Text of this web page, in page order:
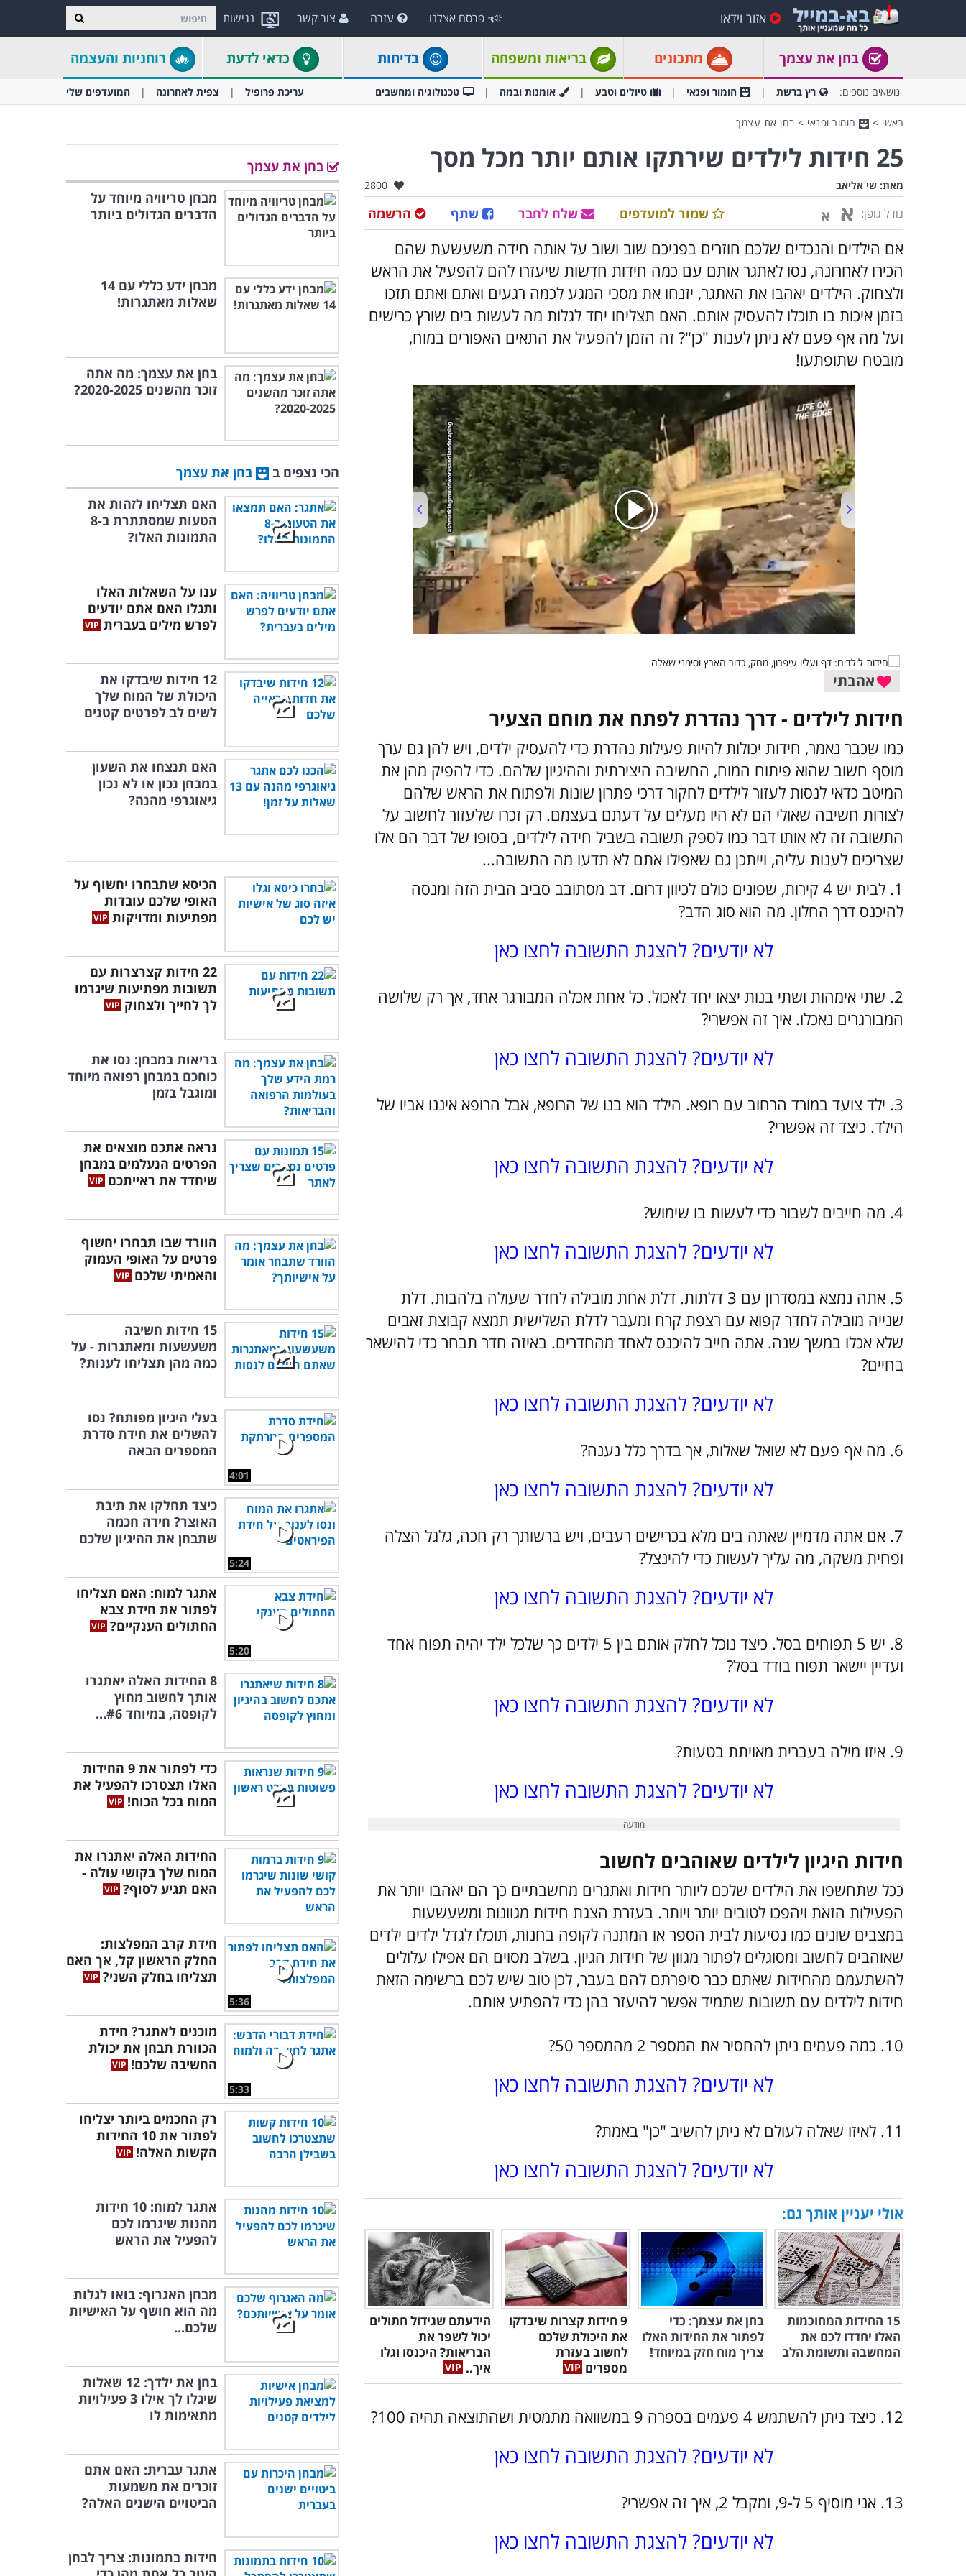
נגישות אזור וידאו פרסם אצלנו עזרה צור קשר
בחן את עצמך מתכונים בריאות ומשפחה בדיחות כדאי לדעת רוחניות והעצמה
נושאים נוספים: רץ ברשת הומור ופנאי טיולים וטבע אומנות ובמה טכנולוגיה ומחשבים עריכת פרופיל צפית לאחרונה המועדפים שלי
ראשי > הומור ופנאי > בחן את עצמך
25 חידות לילדים שירתקו אותם יותר מכל מסך
מאת: שי אליאב אהבו:
2800
גודל גופן: א א הרשמה שתף שלח לחבר שמור למועדפים
אם הילדים והנכדים שלכם חוזרים בפניכם שוב ושוב על אותה חידה משעשעת שהם
הכירו לאחרונה, נסו לאתגר אותם עם כמה חידות חדשות שיעזרו להם להפעיל את הראש
ולצחוק. הילדים יאהבו את האתגר, יזנחו את מסכי המגע לכמה רגעים ואתם ואתם תזכו
בזמן איכות בו תוכלו להעסיק אותם. האם תצליחו יחד לגלות מה לעשות בים שורץ כרישים
ועל מה אף פעם לא ניתן לענות "כן"? זה הזמן להפעיל את התאים האפורים במוח,
מובטח שתופתעו!
03:19
אהבתי
חידות לילדים - דרך נהדרת לפתח את מוחם הצעיר
כמו שכבר נאמר, חידות יכולות להיות פעילות נהדרת כדי להעסיק ילדים, ויש להן גם ערך
מוסף חשוב שהוא פיתוח המוח, החשיבה היצירתית וההיגיון שלהם. כדי להפיק מהן את
המיטב כדאי לנסות לעזור לילדים לחקור דרכי פתרון שונות ולפתוח את הראש שלהם
לצורות חשיבה שאולי הם לא היו מעלים על דעתם בעצמם. רק זכרו שלעזור לחשוב על
התשובה זה לא אותו דבר כמו לספק תשובה בשביל חידה לילדים, בסופו של דבר הם אלו
שצריכים לענות עליה, וייתכן גם שאפילו אתם לא תדעו מה התשובה...
1. לבית יש 4 קירות, שפונים כולם לכיוון דרום. דב מסתובב סביב הבית הזה ומנסה
להיכנס דרך החלון. מה הוא סוג הדב?
לא יודעים? להצגת התשובה לחצו כאן
2. שתי אימהות ושתי בנות יצאו יחד לאכול. כל אחת אכלה המבורגר אחד, אך רק שלושה
המבורגרים נאכלו. איך זה אפשרי?
לא יודעים? להצגת התשובה לחצו כאן
3. ילד צועד במורד הרחוב עם רופא. הילד הוא בנו של הרופא, אבל הרופא איננו אביו של
הילד. כיצד זה אפשרי?
לא יודעים? להצגת התשובה לחצו כאן
4. מה חייבים לשבור כדי לעשות בו שימוש?
לא יודעים? להצגת התשובה לחצו כאן
5. אתה נמצא במסדרון עם 3 דלתות. דלת אחת מובילה לחדר שעולה בלהבות. דלת
שנייה מובילה לחדר קפוא עם רצפת קרח ומעבר לדלת השלישית תמצא קבוצת זאבים
שלא אכלו במשך שנה. אתה חייב להיכנס לאחד מהחדרים. באיזה חדר תבחר כדי להישאר
בחיים?
לא יודעים? להצגת התשובה לחצו כאן
6. מה אף פעם לא שואל שאלות, אך בדרך כלל נענה?
לא יודעים? להצגת התשובה לחצו כאן
7. אם אתה מדמיין שאתה בים מלא בכרישים רעבים, ויש ברשותך רק חכה, גלגל הצלה
ופחית משקה, מה עליך לעשות כדי להינצל?
לא יודעים? להצגת התשובה לחצו כאן
8. יש 5 תפוחים בסל. כיצד נוכל לחלק אותם בין 5 ילדים כך שלכל ילד יהיה תפוח אחד
ועדיין יישאר תפוח בודד בסל?
לא יודעים? להצגת התשובה לחצו כאן
9. איזו מילה בעברית מאויתת בטעות?
לא יודעים? להצגת התשובה לחצו כאן
חידות היגיון לילדים שאוהבים לחשוב
ככל שתחשפו את הילדים שלכם ליותר חידות ואתגרים מחשבתיים כך הם יאהבו יותר את
הפעילות הזאת ויהפכו לטובים יותר ויותר. בעזרת הצגת חידות מגוונות ומשעשעות
במצבים שונים כמו נסיעות לבית הספר או המתנה לקופה בחנות, תוכלו לגדל ילדים ילדים
שאוהבים לחשוב ומסוגלים לפתור מגוון של חידות הגיון. בשלב מסוים הם אפילו עלולים
להשתעמם מהחידות שאתם כבר סיפרתם להם בעבר, לכן טוב שיש לכם ברשימה הזאת
חידות לילדים עם תשובות שתמיד אפשר להיעזר בהן כדי להפתיע אותם.
10. כמה פעמים ניתן להחסיר את המספר 2 מהמספר 50?
לא יודעים? להצגת התשובה לחצו כאן
11. לאיזו שאלה לעולם לא ניתן להשיב "כן" באמת?
לא יודעים? להצגת התשובה לחצו כאן
אולי יעניין אותך גם:
15 החידות המחוכמות
האלו יחדדו לכם את
המחשבה ותשומת הלב
בחן את עצמך: כדי
לפתור את החידות האלו
צריך מוח חזק במיוחד!
9 חידות קצרות שיבדקו
את היכולת שלכם
לחשוב בעזרת
מספרים
הידעתם שגידול חתולים
יכול לשפר את
הבריאות? היכנסו וגלו
איך..
12. כיצד ניתן להשתמש 4 פעמים בספרה 9 במשוואה מתמטית ושהתוצאה תהיה 100?
לא יודעים? להצגת התשובה לחצו כאן
13. אני מוסיף 5 ל-9, ומקבל 2, איך זה אפשרי?
לא יודעים? להצגת התשובה לחצו כאן
בחן את עצמך
מבחן טריוויה מיוחד על
הדברים הגדולים ביותר
מבחן ידע כללי עם 14
שאלות מאתגרות!
בחן את עצמך: מה אתה
זוכר מהשנים 2020-2025?
הכי נצפים ב
בחן את עצמך
האם תצליחו לזהות את
הטעות שמסתתרת ב-8
התמונות האלו?
ענו על השאלות האלו
ותגלו האם אתם יודעים
לפרש מילים בעברית
12 חידות שיבדקו את
היכולת של המוח שלך
לשים לב לפרטים קטנים
האם תנצחו את השעון
במבחן נכון או לא נכון
גיאוגרפי מהנה?
הכיסא שתבחרו יחשוף על
האופי שלכם עובדות
מפתיעות ומדויקות
22 חידות קצרצרות עם
תשובות מפתיעות שיגרמו
לך לחייך ולצחוק
בריאות במבחן: נסו את
כוחכם במבחן רפואה מיוחד
ומוגבל בזמן
נראה אתכם מוצאים את
הפרטים הנעלמים במבחן
שיחדד את ראייתכם
הוורד שבו תבחרו יחשוף
פרטים על האופי העמוק
והאמיתי שלכם
15 חידות חשיבה
משעשעות ומאתגרות - על
כמה מהן תצליחו לענות?
4:01
בעלי היגיון מפותח? נסו
להשלים את חידת סדרת
המספרים הבאה
5:24
כיצד תחלקו את תיבת
האוצר? חידה חכמה
שתבחן את ההיגיון שלכם
5:20
אתגר למוח: האם תצליחו
לפתור את חידת צבא
החתולים הענקיים?
8 החידות האלה יאתגרו
אותך לחשוב מחוץ
לקופסה, במיוחד #6...
כדי לפתור את 9 החידות
האלו תצטרכו להפעיל את
המוח בכל הכוח!
החידות האלה יאתגרו את
המוח שלך בקושי עולה -
האם תגיע לסוף?
5:36
חידת קרב המפלצות:
החלק הראשון קל, אך האם
תצליחו בחלק השני?
5:33
מוכנים לאתגר? חידת
הכוורת תבחן את יכולת
החשיבה שלכם!
רק החכמים ביותר יצליחו
לפתור את 10 החידות
הקשות האלה!
אתגר למוח: 10 חידות
מהנות שיגרמו לכם
להפעיל את הראש
מבחן האגרוף: בואו לגלות
מה הוא חושף על האישיות
שלכם...
בחן את ילדך: 12 שאלות
שיגלו לך אילו 3 פעילויות
מתאימות לו
אתגר עברית: האם אתם
זוכרים את משמעות
הביטויים הישנים האלה?
חידות בתמונות: צריך לבחן